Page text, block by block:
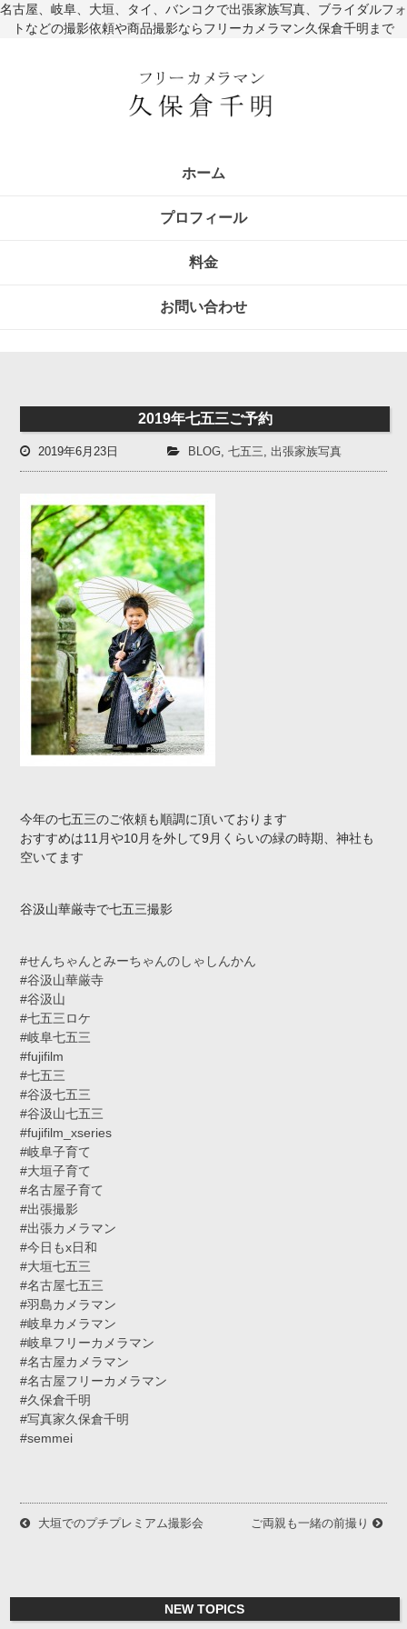
名古屋、岐阜、大垣、タイ、バンコクで出張家族写真、ブライダルフォ
トなどの撮影依頼や商品撮影ならフリーカメラマン久保倉千明まで
ホーム
プロフィール
料金
お問い合わせ
2019年七五三ご予約
2019年6月23日 BLOG ,七五三 ,出張家族写真
今年の七五三のご依頼も順調に頂いております
おすすめは11月や10月を外して9月くらいの緑の時期、神社も
空いてます
谷汲山華厳寺で七五三撮影
#せんちゃんとみーちゃんのしゃしんかん
#谷汲山華厳寺
#谷汲山
#七五三ロケ
#岐阜七五三
#fujifilm
#七五三
#谷汲七五三
#谷汲山七五三
#fujifilm_xseries
#岐阜子育て
#大垣子育て
#名古屋子育て
#出張撮影
#出張カメラマン
#今日もx日和
#大垣七五三
#名古屋七五三
#羽島カメラマン
#岐阜カメラマン
#岐阜フリーカメラマン
#名古屋カメラマン
#名古屋フリーカメラマン
#久保倉千明
#写真家久保倉千明
#semmei
大垣でのプチプレミアム撮影会 ご両親も一緒の前撮り
NEW TOPICS